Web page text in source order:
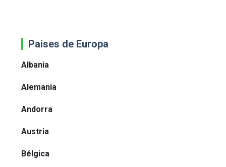
Paises de Europa
Albania
Alemania
Andorra
Austria
Bélgica